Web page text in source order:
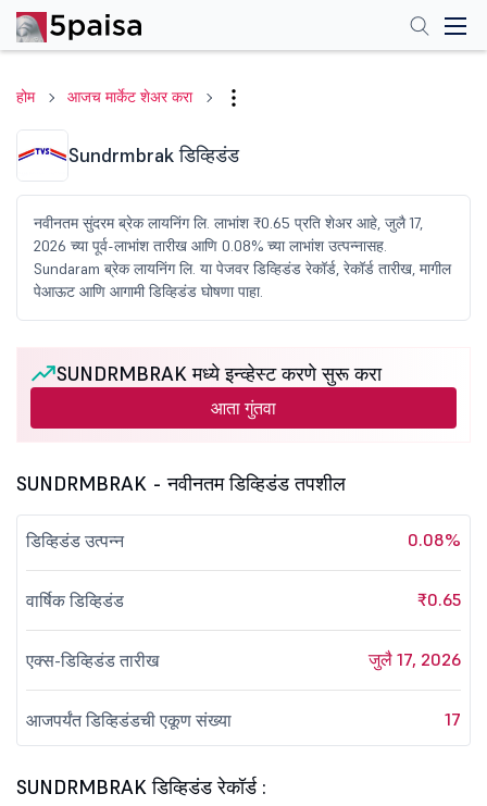
होम आजच मार्केट शेअर करा
Sundrmbrak डिव्हिडंड
नवीनतम सुंदरम ब्रेक लायनिंग लि. लाभांश ₹0.65 प्रति शेअर आहे, जुलै 17,
2026 च्या पूर्व-लाभांश तारीख आणि 0.08% च्या लाभांश उत्पन्नासह.
Sundaram ब्रेक लायनिंग लि. या पेजवर डिव्हिडंड रेकॉर्ड, रेकॉर्ड तारीख, मागील
पेआऊट आणि आगामी डिव्हिडंड घोषणा पाहा.
SUNDRMBRAK मध्ये इन्व्हेस्ट करणे सुरू करा
आता गुंतवा
SUNDRMBRAK - नवीनतम डिव्हिडंड तपशील
डिव्हिडंड उत्पन्न 0.08%
वार्षिक डिव्हिडंड ₹0.65
एक्स-डिव्हिडंड तारीख जुलै 17, 2026
आजपर्यंत डिव्हिडंडची एकूण संख्या 17
SUNDRMBRAK डिव्हिडंड रेकॉर्ड :